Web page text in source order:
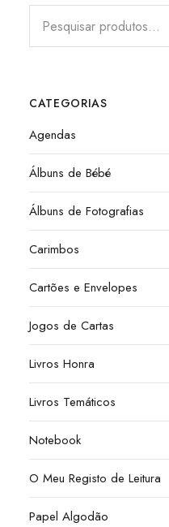
CATEGORIAS
Agendas
Álbuns de Bébé
Álbuns de Fotografias
Carimbos
Cartões e Envelopes
Jogos de Cartas
Livros Honra
Livros Temáticos
Notebook
O Meu Registo de Leitura
Papel Algodão